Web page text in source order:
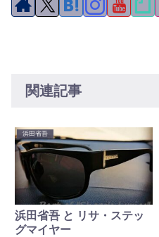
関連記事
浜田省吾
浜田省吾 と リサ・ステッ
グマイヤー